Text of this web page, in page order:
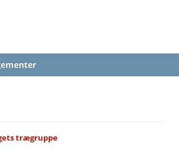
trægruppe